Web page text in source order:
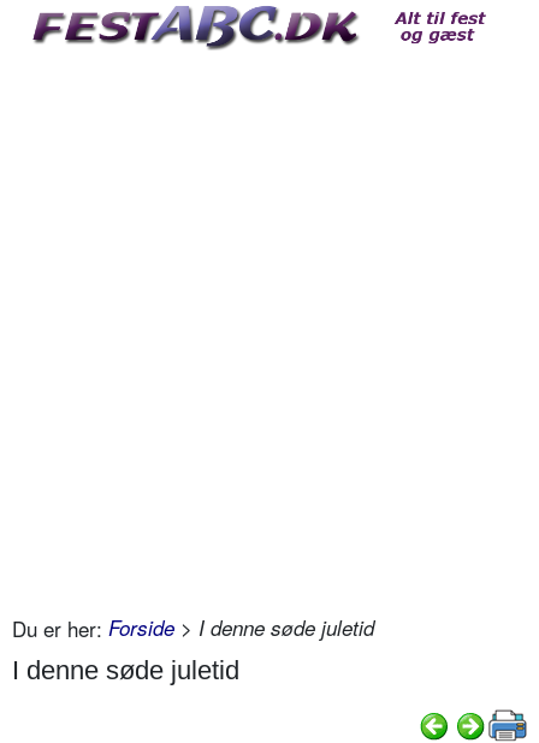
Du er her: Forside > I denne søde juletid
I denne søde juletid